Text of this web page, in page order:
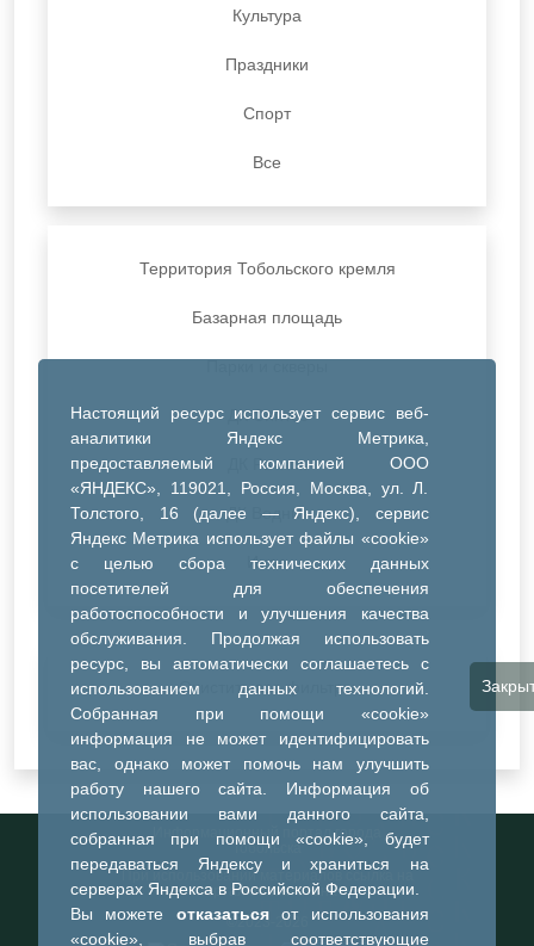
Настоящий ресурс использует сервис веб-
аналитики Яндекс Метрика,
предоставляемый компанией ООО
«ЯНДЕКС», 119021, Россия, Москва, ул. Л.
Толстого, 16 (далее — Яндекс), сервис
Яндекс Метрика использует файлы «cookie»
с целью сбора технических данных
посетителей для обеспечения
работоспособности и улучшения качества
обслуживания. Продолжая использовать
ресурс, вы автоматически соглашаетесь с
использованием данных технологий.
Собранная при помощи «cookie»
информация не может идентифицировать
вас, однако может помочь нам улучшить
работу нашего сайта. Информация об
использовании вами данного сайта,
собранная при помощи «cookie», будет
передаваться Яндексу и храниться на
серверах Яндекса в Российской Федерации.
Вы можете отказатьсяот использования
«cookie», выбрав соответствующие
Культура
Праздники
Спорт
Все
Территория Тобольского кремля
Базарная площадь
ДК Синтез
ДК Речник
ДК Водник
Иное
Очистить все фильтры
Информационный портал города
Тобольска
При использовании материалов ссылка на
портал обязательна
©2023-2026